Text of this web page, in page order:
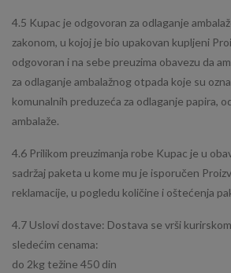
4.5 Kupac je odgovoran za odlaganje
zakonom, u kojoj je bio upakovan kupljeni
odgovoran i na sebe preuzima obavezu da
za odlaganje ambalažnog otpada koje su
komunalnih preduzeća za odlaganje papira,
ambalaže.
4.6 Prilikom preuzimanja robe Kupac je u
sadržaj paketa u kome mu je isporučen
reklamacije, u pogledu količine i oštećenja
4.7 Uslovi dostave: Dostava se vrši
sledećim cenama:
do 2kg težine 450 din